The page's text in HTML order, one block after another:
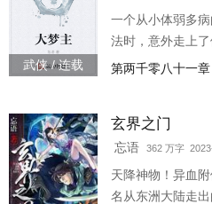
武侠 / 连载
一个从小体弱多
法时，意外走上
下泰平，风调雨
虚实掩映，真幻
未发生的现实？
弭还未发生的三
第两千零八十一
玄界之门
忘语 362 万字
天降神物！异血
名从东洲大陆走